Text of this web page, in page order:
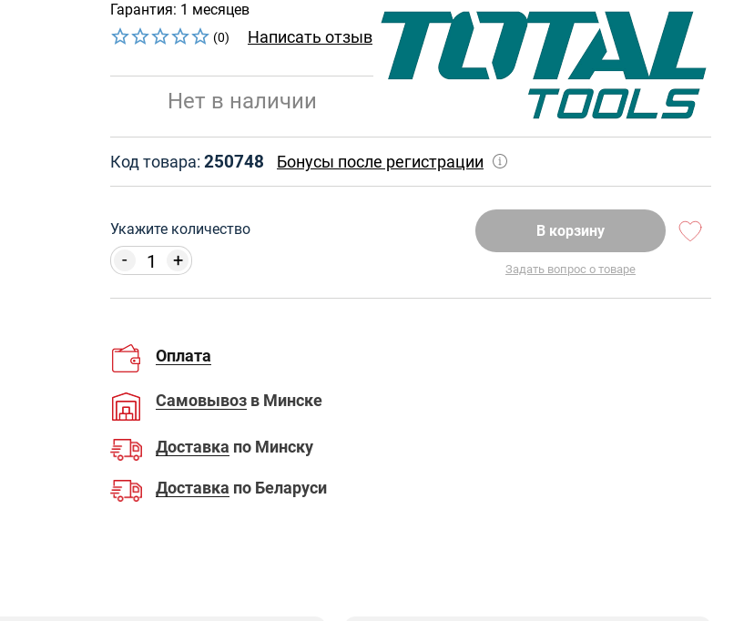
Гарантия: 1 месяцев
(0) Написать отзыв
Нет в наличии
Код товара: 250748 Бонусы после регистрации
Укажите количество
+
-
В корзину
Задать вопрос о товаре
Оплата
Самовывоз в Минске
Доставка по Минску
Доставка по Беларуси